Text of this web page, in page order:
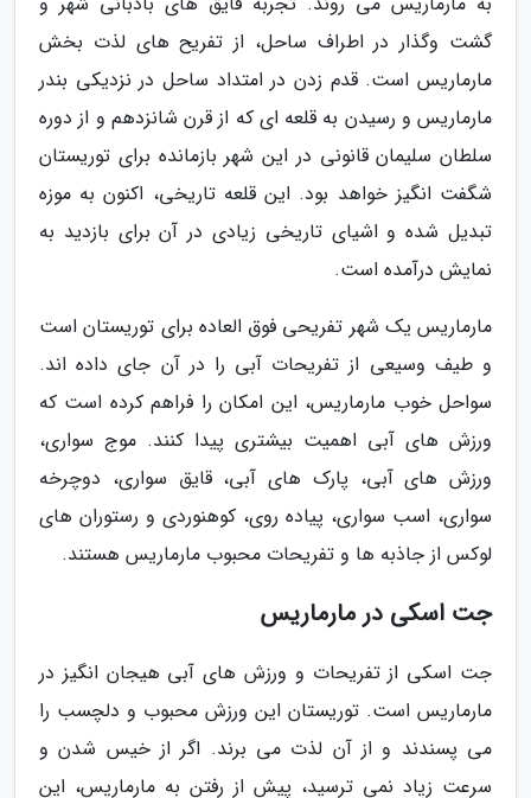
گشت وگذار در اطراف ساحل، از تفریح های لذت بخش
مارماریس است. قدم زدن در امتداد ساحل در نزدیکی بندر
مارماریس و رسیدن به قلعه ای که از قرن شانزدهم و از دوره
سلطان سلیمان قانونی در این شهر بازمانده برای توریستان
شگفت انگیز خواهد بود. این قلعه تاریخی، اکنون به موزه
تبدیل شده و اشیای تاریخی زیادی در آن برای بازدید به
نمایش درآمده است.
مارماریس یک شهر تفریحی فوق العاده برای توریستان است
و طیف وسیعی از تفریحات آبی را در آن جای داده اند.
سواحل خوب مارماریس، این امکان را فراهم کرده است که
ورزش های آبی اهمیت بیشتری پیدا کنند. موج سواری،
ورزش های آبی، پارک های آبی، قایق سواری، دوچرخه
سواری، اسب سواری، پیاده روی، کوهنوردی و رستوران های
لوکس از جاذبه ها و تفریحات محبوب مارماریس هستند.
جت اسکی در مارماریس
جت اسکی از تفریحات و ورزش های آبی هیجان انگیز در
مارماریس است. توریستان این ورزش محبوب و دلچسب را
می پسندند و از آن لذت می برند. اگر از خیس شدن و
سرعت زیاد نمی ترسید، پیش از رفتن به مارماریس، این